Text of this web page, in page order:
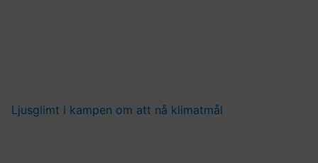
Ljusglimt i kampen om att nå klimatmål